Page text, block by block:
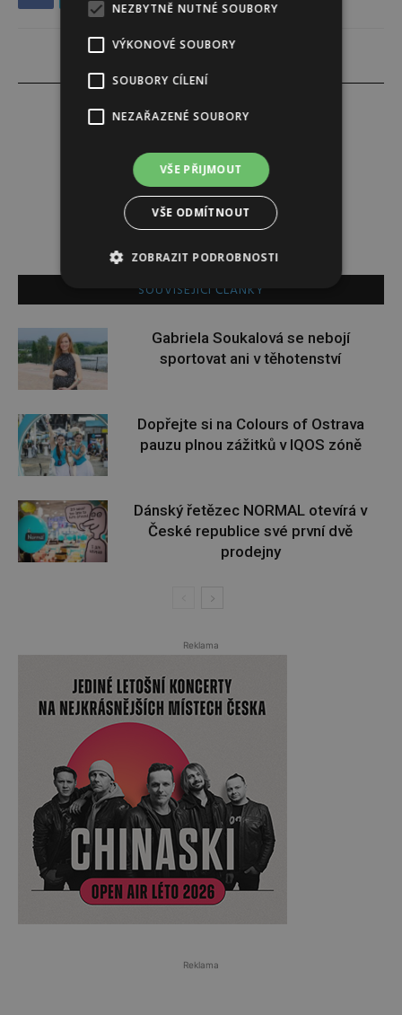
Lucie Šáleová
SOUVISEJÍCÍ ČLÁNKY
Gabriela Soukalová se nebojí
sportovat ani v těhotenství
Dopřejte si na Colours of Ostrava
pauzu plnou zážitků v IQOS zóně
Dánský řetězec NORMAL otevírá v
České republice své první dvě
prodejny
Reklama
Reklama
NEZBYTNĚ NUTNÉ SOUBORY
VÝKONOVÉ SOUBORY
SOUBORY CÍLENÍ
NEZAŘAZENÉ SOUBORY
VŠE PŘIJMOUT
VŠE ODMÍTNOUT
ZOBRAZIT PODROBNOSTI